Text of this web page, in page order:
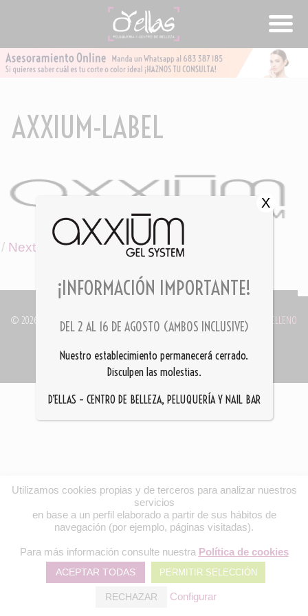
AXXIUM-LABEL
/ Next Image
© 2026 - PELUQUERÍA D'ELLAS ® 949 21 04 88 || WEB DESARROLLADA POR
DELLENO
POLÍTICA DE PRIVACIDAD Y AVISOS LEGALES
Utilizamos cookies propias y de terceros para analizar nuestros
servicios
en base a un perfil elaborado a partir de sus hábitos de
navegación (por ejemplo, páginas visitadas).
Para más información consulte nuestra Política de cookies
ACEPTAR TODAS PERMITIR SELECCIÓN
RECHAZAR Configurar
¡INFORMACIÓN IMPORTANTE!
DEL 2 AL 16 DE AGOSTO (AMBOS INCLUSIVE)
Nuestro establecimiento permanecerá cerrado.
Disculpen las molestias.
D’ELLAS – CENTRO DE BELLEZA, PELUQUERÍA Y NAIL BAR
X